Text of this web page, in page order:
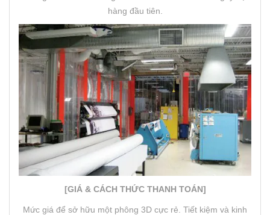
hàng đầu tiên.
[GIÁ & CÁCH THỨC THANH TOÁN]
Mức giá để sở hữu một phông 3D cực rẻ. Tiết kiệm và kinh